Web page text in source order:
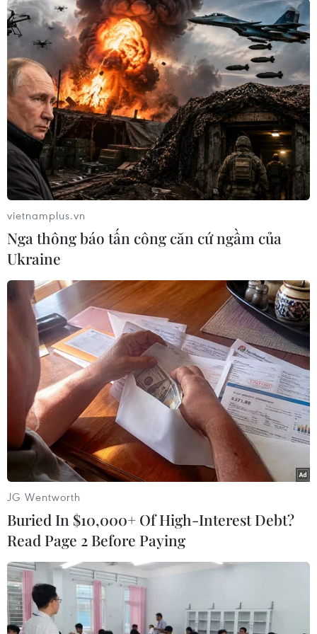
#COVID-19 #vaccine AstraZeneca
#công nghệ mRNA
#Pfizer-BioNTech
#đông máu Canada
Theo dõi VietnamPlus
Canada có ca đông máu đầu tiên sau tiêm
vaccine của AstraZeneca
14/04/2021 12:03
Theo Bộ Y tế, trường hợp bị đông máu đã được tiêm
bằng vaccine sản xuất tại Viện Serum của Ấn Độ và
bệnh nhân đã về nhà và đang trong quá trình phục hồi.
vietnamplus.vn
Nga thông báo tấn công căn cứ ngầm của
Ukraine
JG Wentworth
Buried In $10,000+ Of High-Interest Debt?
Read Page 2 Before Paying